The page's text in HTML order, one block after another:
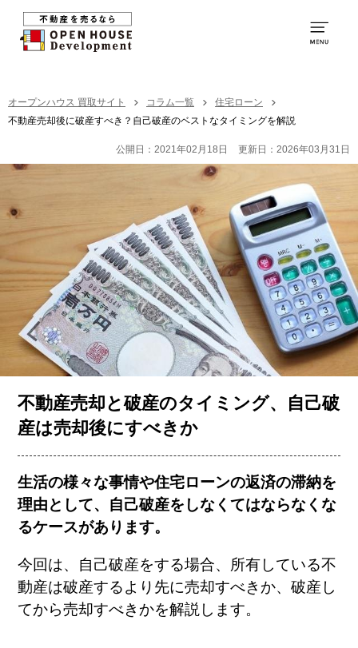
0120-250-094
営業時間：9:00～20:00
買取の特徴
お取引の流れ
社員紹介
買取の事例
お客様の声
コラム一覧
会社概要
オープンハウス 買取サイト コラム一覧
住宅ローン
不動産売却後に破産すべき？自己破産のベストなタイミングを解説
公開日：2021年02月18日 更新日：2026年03月31日
不動産売却と破産のタイミング、自己破
産は売却後にすべきか
生活の様々な事情や住宅ローンの返済の滞納を
理由として、自己破産をしなくてはならなくな
るケースがあります。
今回は、自己破産をする場合、所有している不
動産は破産するより先に売却すべきか、破産し
てから売却すべきかを解説します。